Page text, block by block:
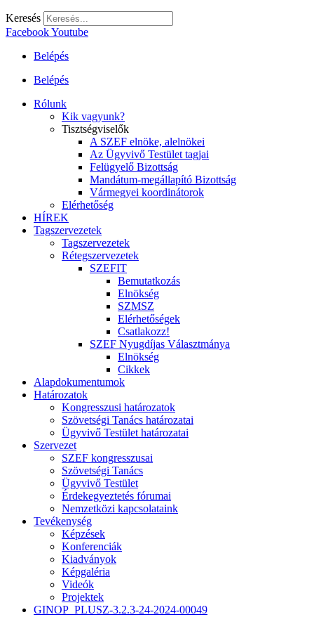
Keresés
FacebookYoutube
Belépés
Belépés
Rólunk
Kik vagyunk?
Tisztségviselők
A SZEF elnöke, alelnökei
Az Ügyvivő Testület tagjai
Felügyelő Bizottság
Mandátum-megállapító Bizottság
Vármegyei koordinátorok
Elérhetőség
HÍREK
Tagszervezetek
Tagszervezetek
Rétegszervezetek
SZEFIT
Bemutatkozás
Elnökség
SZMSZ
Elérhetőségek
Csatlakozz!
SZEF Nyugdíjas Választmánya
Elnökség
Cikkek
Alapdokumentumok
Határozatok
Kongresszusi határozatok
Szövetségi Tanács határozatai
Ügyvivő Testület határozatai
Szervezet
SZEF kongresszusai
Szövetségi Tanács
Ügyvivő Testület
Érdekegyeztetés fórumai
Nemzetközi kapcsolataink
Tevékenység
Képzések
Konferenciák
Kiadványok
Képgaléria
Videók
Projektek
GINOP_PLUSZ-3.2.3-24-2024-00049